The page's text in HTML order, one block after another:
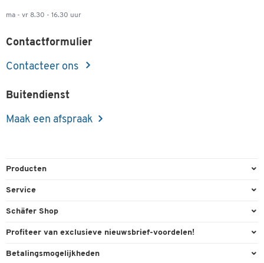
ma - vr 8.30 - 16.30 uur
Contactformulier
Contacteer ons
Buitendienst
Maak een afspraak
Producten
Kantoorbenodigdheden
Milieutechniek
Service
Bestelling herroepen
Schäfer Shop
Algemene voorwaarden
Profiteer van exclusieve nieuwsbrief-voordelen!
Welkomstgeschenk
Betalingsmogelijkheden